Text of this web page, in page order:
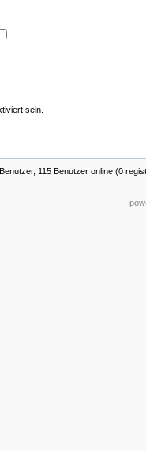
sein.
115 Benutzer online (0